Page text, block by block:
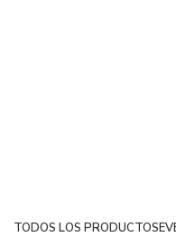
TODOS LOS PRODUCTOS